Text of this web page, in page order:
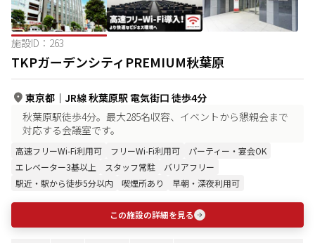
施設ID： 263
TKPガーデンシティPREMIUM秋葉原
東京都 ｜ JR線 秋葉原駅 電気街口 徒歩4分
秋葉原駅徒歩4分。最大285名収容、イベントから懇親会まで
対応する会議室です。
高速フリーWi-Fi利用可 フリーWi-Fi利用可
パーティー・宴会OK
エレベーター3基以上
スタッフ常駐
バリアフリー
駅近・駅から徒歩5分以内
喫煙所あり 早朝・深夜利用可
この施設の詳細を見る